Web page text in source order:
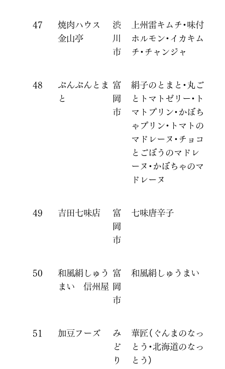
47
焼肉ハウス
金山亭
渋
川
市
上州雷キムチ・味付
ホルモン・イカキム
チ・チャンジャ
48
ぶんぶんとま
と
富
岡
市
絹子のとまと・丸ご
とトマトゼリー・ト
マトプリン・かぼち
ゃプリン・トマトの
マドレーヌ・チョコ
とごぼうのマドレ
ーヌ・かぼちゃのマ
ドレーヌ
49 吉田七味店
富
岡
市
七味唐辛子
50
和風絹しゅう
まい 信州屋
富
岡
市
和風絹しゅうまい
51 加豆フーズ
み
ど
り
華匠（ぐんまのなっ
とう・北海道のなっ
とう）